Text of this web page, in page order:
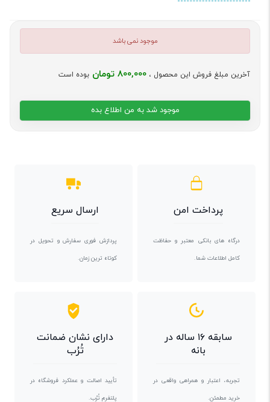
موجود نمی باشد
آخرین مبلغ فروش این محصول ، 800,000 تومان بوده است
موجود شد به من اطلاع بده
پرداخت امن
درگاه های بانکی معتبر و حفاظت
کامل اطلاعات شما.
ارسال سریع
پردازش فوری سفارش و تحویل در
کوتاه ترین زمان.
سابقه ۱۶ ساله در
بانه
تجربه، اعتبار و همراهی واقعی در
خرید مطمئن.
دارای نشان ضمانت
تُرُب
تأیید اصالت و عملکرد فروشگاه در
پلتفرم تُرُب.